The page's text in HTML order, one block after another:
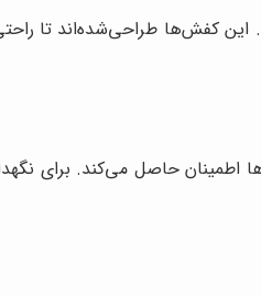
کفش‌ها طراحی‌شده‌اند تا
اطمینان حاصل می‌کند. برای